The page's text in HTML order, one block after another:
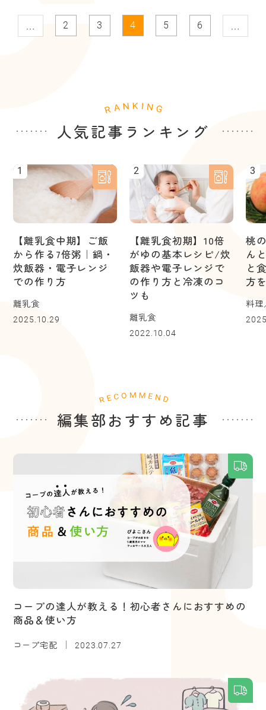
… 2 3 4 5 6 …
人気記事ランキング
1
【離乳食中期】ご飯
から作る7倍粥｜鍋・
炊飯器・電子レンジ
での作り方
離乳食
2025.10.29
2
【離乳食初期】10倍
がゆの基本レシピ/炊
飯器や電子レンジで
の作り方と冷凍のコ
ツも
離乳食
2022.10.04
3
桃
ん
と
方
料
編集部おすすめ記事
コープの達人が教える！初心者さんにおすすめの
商品＆使い方
コープ宅配 2023.07.27